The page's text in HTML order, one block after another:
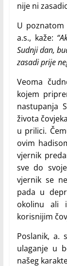
nije ni
U poznatom
a.s., kaže:
Sudnji dan,
zasadi prije
Veoma
kojem
nastupanja
života
u prilici.
ovim
vjernik
sve do
vjernik se
pada u
okolinu ali
korisnijim
Poslanik, a.
ulaganje u
našeg